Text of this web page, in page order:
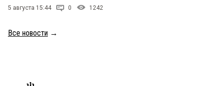
5 августа 15:44 0 1242
Все новости →